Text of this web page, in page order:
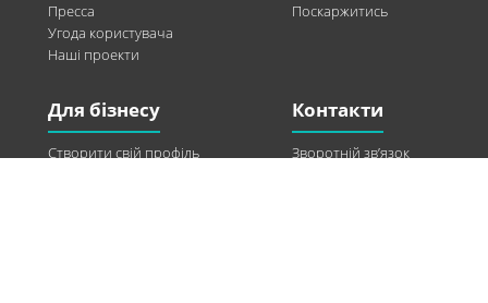
Пресса
Угода користувача
Наші проекти
Поскаржитись
Для бізнесу
Створити свій профіль
Контакти
Зворотній зв’язок